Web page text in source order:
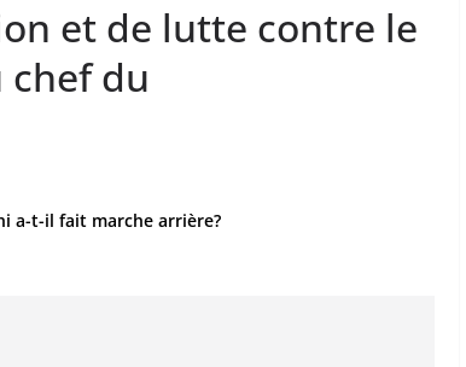
et de lutte contre le
chef du
a-t-il fait marche arrière?